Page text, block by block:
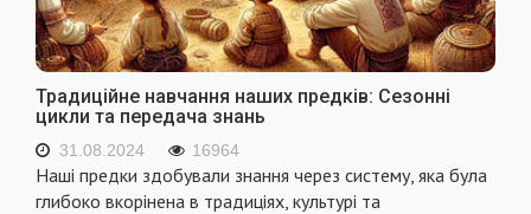
Традиційне навчання наших предків: Сезонні
цикли та передача знань
31.08.2024 16964
Наші предки здобували знання через систему, яка була
глибоко вкорінена в традиціях, культурі та